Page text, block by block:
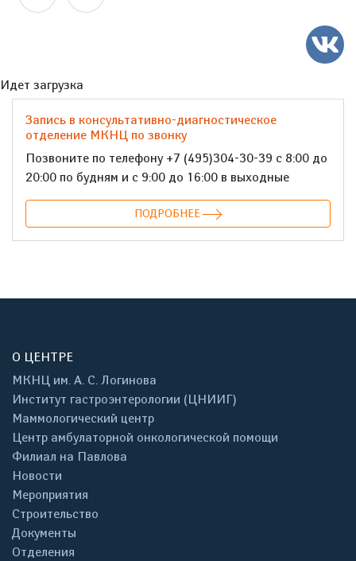
Идет загрузка
Запись в консультативно-диагностическое
отделение МКНЦ по звонку
Позвоните по телефону +7 (495)304-30-39 с 8:00 до
20:00 по будням и с 9:00 до 16:00 в выходные
ПОДРОБНЕЕ
О ЦЕНТРЕ
МКНЦ им. А. С. Логинова
Институт гастроэнтерологии (ЦНИИГ)
Маммологический центр
Центр амбулаторной онкологической помощи
Филиал на Павлова
Новости
Мероприятия
Строительство
Документы
Отделения